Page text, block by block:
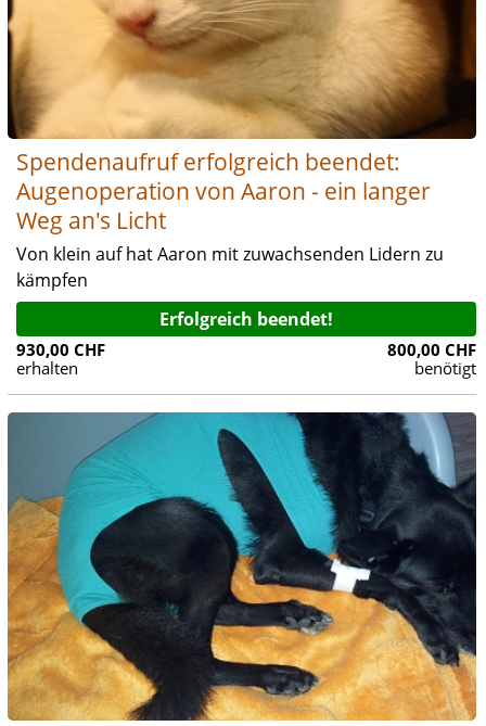
Spendenaufruf erfolgreich beendet:
Augenoperation von Aaron - ein langer
Weg an's Licht
Von klein auf hat Aaron mit zuwachsenden Lidern zu
kämpfen
Erfolgreich beendet!
930,00 CHF
erhalten
800,00 CHF
benötigt